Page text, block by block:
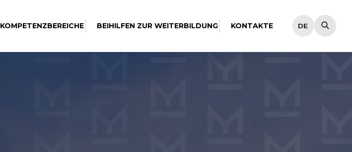
KOMPETENZBEREICHE BEIHILFEN ZUR WEITERBILDUNG KONTAKTE